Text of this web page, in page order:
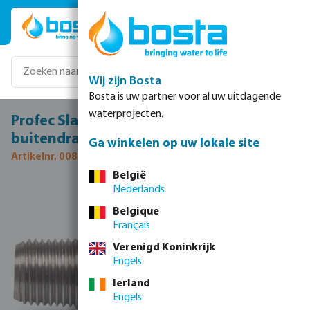
Ga naar de hoofdinhoud
Profec Slangtule RVS 316 1/8" x 6 mm
buitendraad x slangtule 50bar
Artikelnr. 0080300
Afbeeldingengalerij overslaan
Wij zijn Bosta
Bosta is uw partner voor al uw uitdagende
waterprojecten.
Ga winkelen op uw lokale site
België
Nederlands
Belgique
Français
Verenigd Koninkrijk
Engels
Ierland
Engels